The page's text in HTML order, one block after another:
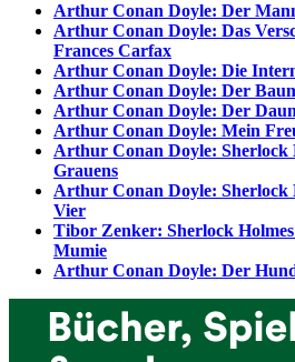
Arthur Conan Doyle: Der
Arthur Conan Doyle: Das
Frances Carfax
Arthur Conan Doyle: Die
Arthur Conan Doyle: Der
Arthur Conan Doyle: Der
Arthur Conan Doyle: Mein
Arthur Conan Doyle: Sherlock
Grauens
Arthur Conan Doyle: Sherlock
Vier
Tibor Zenker: Sherlock
Mumie
Arthur Conan Doyle: Der